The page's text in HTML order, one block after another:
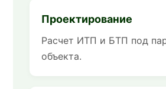
Проектирование
Расчет ИТП и БТП под
объекта.